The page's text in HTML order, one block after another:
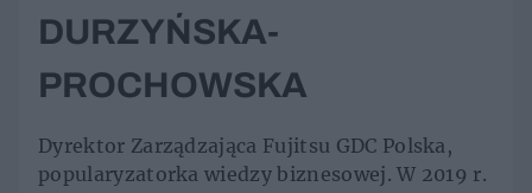
DURZYŃSKA-
PROCHOWSKA
Dyrektor Zarządzająca Fujitsu GDC Polska,
popularyzatorka wiedzy biznesowej. W 2019 r.